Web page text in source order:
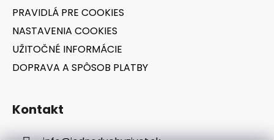
PRAVIDLÁ PRE COOKIES
NASTAVENIA COOKIES
UŽITOČNÉ INFORMÁCIE
DOPRAVA A SPÔSOB PLATBY
Kontakt